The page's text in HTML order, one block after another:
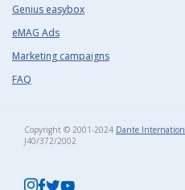
Genius easybox
eMAG Ads
Marketing campaigns
FAQ
Copyright © 2001-2024 Dante
J40/372/2002​